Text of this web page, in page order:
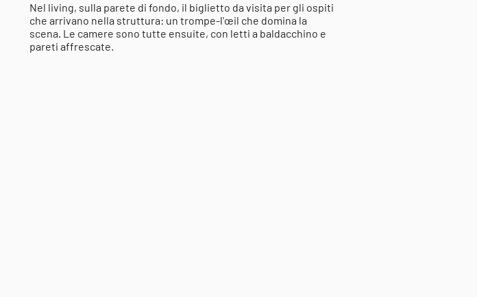
Nel living, sulla parete di fondo, il biglietto da visita per gli ospiti
che arrivano nella struttura: un trompe-l'œil che domina la
scena. Le camere sono tutte ensuite, con letti a baldacchino e
pareti affrescate.